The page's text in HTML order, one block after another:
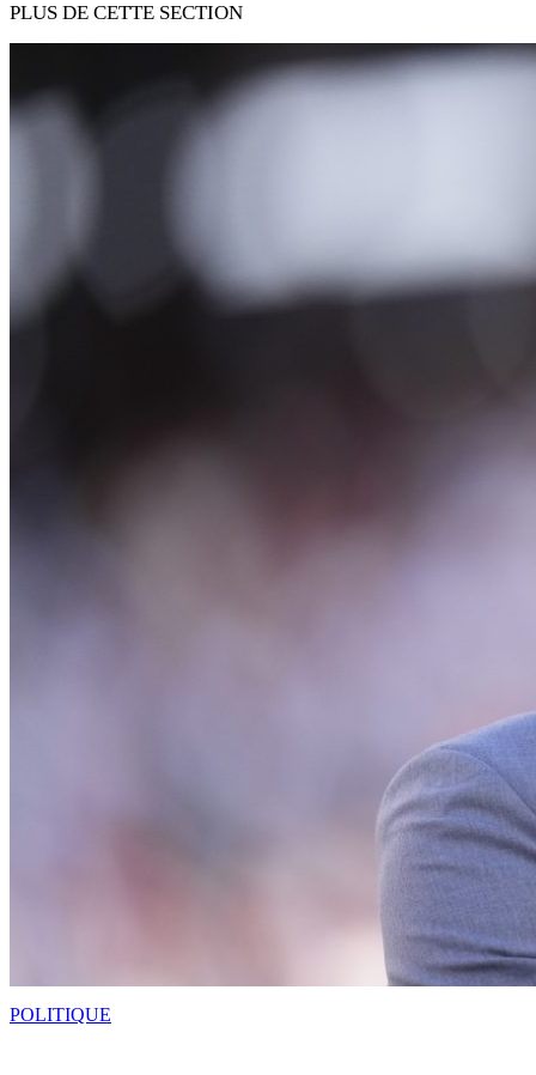
PLUS DE CETTE SECTION
POLITIQUE